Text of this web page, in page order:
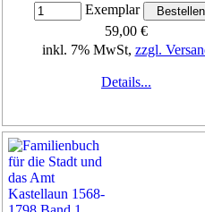
Exemplar
59,00 €
inkl. 7% MwSt, zzgl.
Details...